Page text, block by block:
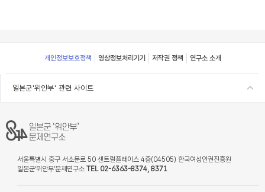
Footer
개인정보보호정책 영상정보처리기기 저작권 정책 연구소 소개
일본군'위안부' 관련 사이트
서울특별시 중구 서소문로 50 센트럴플레이스 4층(04505) 한국여성인권진흥원
일본군‘위안부’문제연구소 TEL 02-6363-8374, 8371